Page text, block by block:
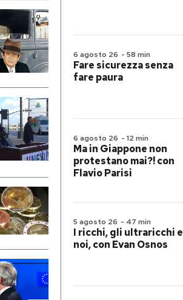
6 agosto 26 - 58 min
Fare sicurezza senza
fare paura
6 agosto 26 - 12 min
Ma in Giappone non
protestano mai?! con
Flavio Parisi
5 agosto 26 - 47 min
I ricchi, gli ultraricchi e
noi, con Evan Osnos